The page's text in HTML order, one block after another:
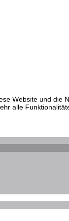
Website und die
alle